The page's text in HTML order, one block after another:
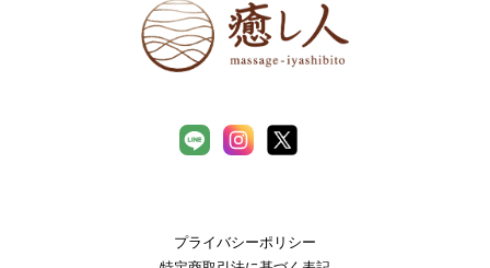
プライバシーポリシー